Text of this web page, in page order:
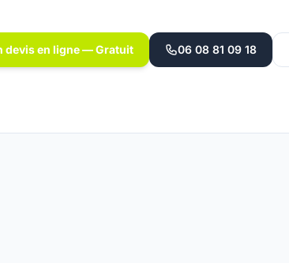
devis en ligne — Gratuit 06 08 81 09 18